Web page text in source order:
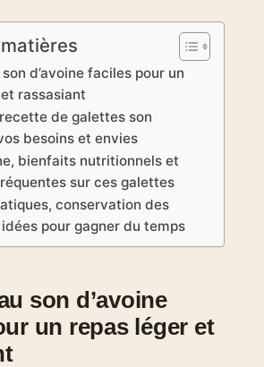
d’avoine faciles pour un
rassasiant
de galettes son
besoins et envies
bienfaits nutritionnels et
sur ces galettes
conservation des
pour gagner du temps
son d’avoine
un repas léger et